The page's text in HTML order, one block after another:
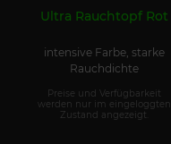
Ultra Rauchtopf Rot
intensive Farbe, starke
Rauchdichte
Preise und Verfügbarkeit
werden nur im eingeloggten
Zustand angezeigt.